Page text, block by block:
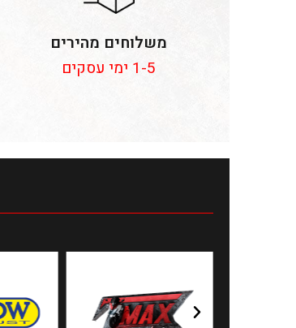
משלוחים מהירים
1-5 ימי עסקים